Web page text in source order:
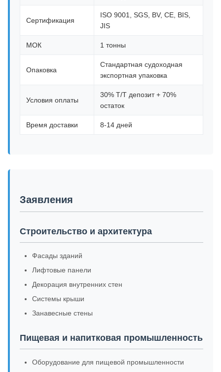
Сертификация
ISO 9001, SGS, BV, CE, BIS,
JIS
МОК 1 тонны
Опаковка
Стандартная судоходная
экспортная упаковка
Условия оплаты
30% Т/Т депозит + 70%
остаток
Время доставки 8-14 дней
Заявления
Строительство и архитектура
Фасады зданий
Лифтовые панели
Декорация внутренних стен
Системы крыши
Занавесные стены
Пищевая и напитковая промышленность
Оборудование для пищевой промышленности